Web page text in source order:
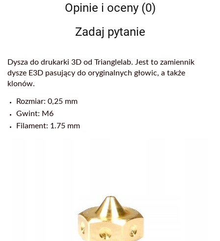
Opinie i oceny (0)
Zadaj pytanie
Dysza do drukarki 3D od Trianglelab. Jest to zamiennik
dysze E3D pasujący do oryginalnych głowic, a także
klonów.
Rozmiar: 0,25 mm
Gwint: M6
Filament: 1.75 mm